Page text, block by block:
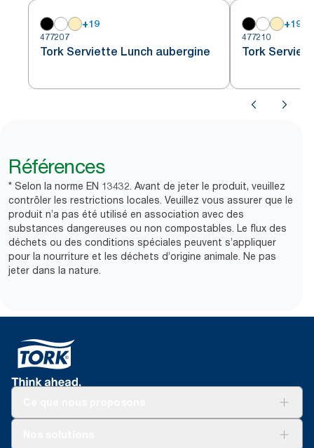
+19
477207
Tork Serviette Lunch aubergine
+19
477210
Tork
Références
* Selon la norme EN 13432. Avant de jeter le produit, veuillez
contrôler les restrictions locales. Veuillez vous assurer que le
produit n’a pas été utilisé en association avec des
substances dangereuses ou non compostables. Le flux des
déchets ou des conditions spéciales peuvent s’appliquer
pour la nourriture et les déchets d’origine animale. Ne pas
jeter dans la nature.